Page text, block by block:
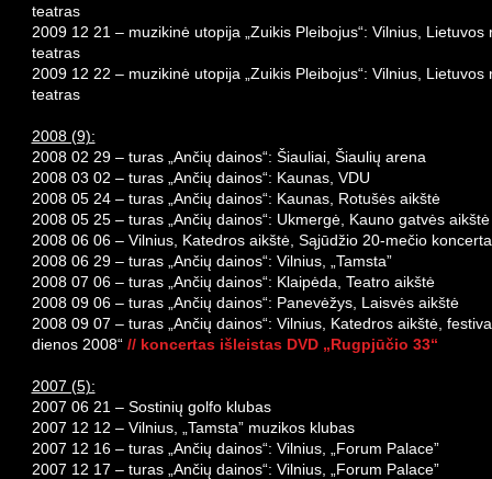
teatras
2009 12 21 – muzikinė utopija „Zuikis Pleibojus“: Vilnius, Lietuvos
teatras
2009 12 22 – muzikinė utopija „Zuikis Pleibojus“: Vilnius, Lietuvos
teatras
2008 (9):
2008 02 29 – turas „Ančių dainos“: Šiauliai, Šiaulių arena
2008 03 02 – turas „Ančių dainos“: Kaunas, VDU
2008 05 24 – turas „Ančių dainos“: Kaunas, Rotušės aikštė
2008 05 25 – turas „Ančių dainos“: Ukmergė, Kauno gatvės aikštė
2008 06 06 – Vilnius, Katedros aikštė, Sąjūdžio 20-mečio
2008 06 29 – turas „Ančių dainos“: Vilnius, „Tamsta”
2008 07 06 – turas „Ančių dainos“: Klaipėda, Teatro aikštė
2008 09 06 – turas „Ančių dainos“: Panevėžys, Laisvės aikštė
2008 09 07 – turas „Ančių dainos“: Vilnius, Katedros aikštė,
dienos 2008“ // koncertas išleistas DVD „Rugpjūčio 33“
2007 (5):
2007 06 21 – Sostinių golfo klubas
2007 12 12 – Vilnius, „Tamsta” muzikos klubas
2007 12 16 – turas „Ančių dainos“: Vilnius, „Forum Palace”
2007 12 17 – turas „Ančių dainos“: Vilnius, „Forum Palace”